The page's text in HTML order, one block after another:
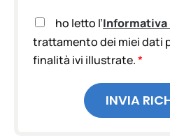
A
c
e
ho letto l’Informativa
trattamento dei miei dati
finalità ivi illustrate.*
INVIA